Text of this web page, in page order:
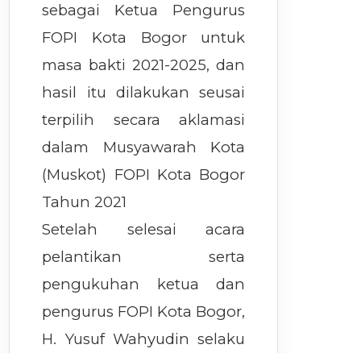
sebagai Ketua Pengurus
FOPI Kota Bogor untuk
masa bakti 2021-2025, dan
hasil itu dilakukan seusai
terpilih secara aklamasi
dalam Musyawarah Kota
(Muskot) FOPI Kota Bogor
Tahun 2021
Setelah selesai acara
pelantikan serta
pengukuhan ketua dan
pengurus FOPI Kota Bogor,
H. Yusuf Wahyudin selaku